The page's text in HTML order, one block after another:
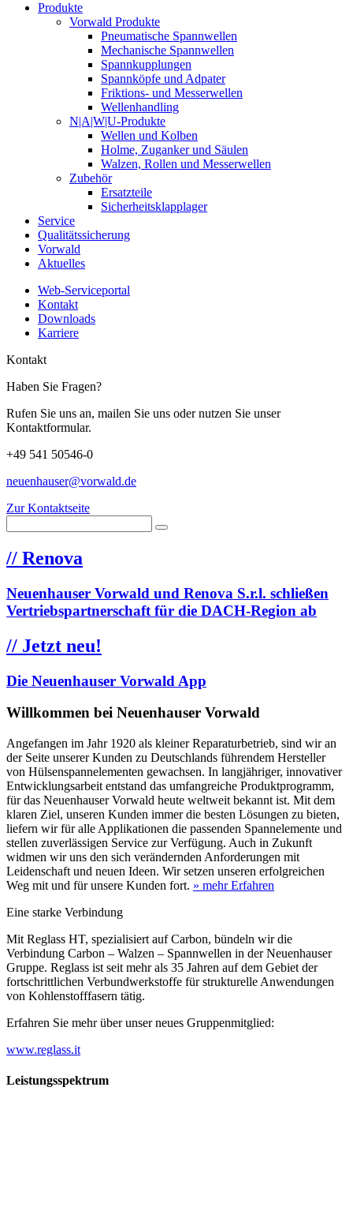
Produkte
Vorwald Produkte
Pneumatische Spannwellen
Mechanische Spannwellen
Spannkupplungen
Spannköpfe und Adpater
Friktions- und Messerwellen
Wellenhandling
N|A|W|U-Produkte
Wellen und Kolben
Holme, Zuganker und Säulen
Walzen, Rollen und Messerwellen
Zubehör
Ersatzteile
Sicherheitsklapplager
Service
Qualitätssicherung
Vorwald
Aktuelles
Web-Serviceportal
Kontakt
Downloads
Karriere
Kontakt
Haben Sie Fragen?
Rufen Sie uns an, mailen Sie uns oder nutzen Sie unser
Kontaktformular.
+49 541 50546-0
neuenhauser@vorwald.de
Zur Kontaktseite
// Renova
Neuenhauser Vorwald und Renova S.r.l. schließen
Vertriebspartnerschaft für die DACH-Region ab
// Jetzt neu!
Die Neuenhauser Vorwald App
Willkommen bei Neuenhauser Vorwald
Angefangen im Jahr 1920 als kleiner Reparaturbetrieb, sind wir an
der Seite unserer Kunden zu Deutschlands führendem Hersteller
von Hülsenspannelementen gewachsen. In langjähriger, innovativer
Entwicklungsarbeit entstand das umfangreiche Produktprogramm,
für das Neuenhauser Vorwald heute weltweit bekannt ist. Mit dem
klaren Ziel, unseren Kunden immer die besten Lösungen zu bieten,
liefern wir für alle Applikationen die passenden Spannelemente und
stellen zuverlässigen Service zur Verfügung. Auch in Zukunft
widmen wir uns den sich verändernden Anforderungen mit
Leidenschaft und neuen Ideen. Wir setzen unseren erfolgreichen
Weg mit und für unsere Kunden fort. » mehr Erfahren
Eine starke Verbindung
Mit Reglass HT, spezialisiert auf Carbon, bündeln wir die
Verbindung Carbon – Walzen – Spannwellen in der Neuenhauser
Gruppe. Reglass ist seit mehr als 35 Jahren auf dem Gebiet der
fortschrittlichen Verbundwerkstoffe für strukturelle Anwendungen
von Kohlenstofffasern tätig.
Erfahren Sie mehr über unser neues Gruppenmitglied:
www.reglass.it
Leistungsspektrum